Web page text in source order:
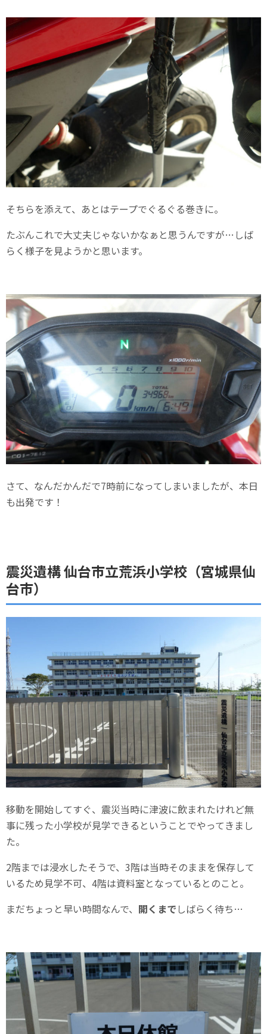
そちらを添えて、あとはテープでぐるぐる巻きに。
たぶんこれで大丈夫じゃないかなぁと思うんですが…しば
らく様子を見ようかと思います。
さて、なんだかんだで7時前になってしまいましたが、本日
も出発です！
震災遺構 仙台市立荒浜小学校（宮城県仙
台市）
移動を開始してすぐ、震災当時に津波に飲まれたけれど無
事に残った小学校が見学できるということでやってきまし
た。
2階までは浸水したそうで、3階は当時そのままを保存して
いるため見学不可、4階は資料室となっているとのこと。
まだちょっと早い時間なんで、 開くまで しばらく待ち…